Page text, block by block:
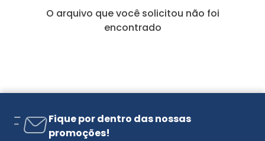
O arquivo que você solicitou não foi
encontrado
Fique por dentro das nossas
promoções!